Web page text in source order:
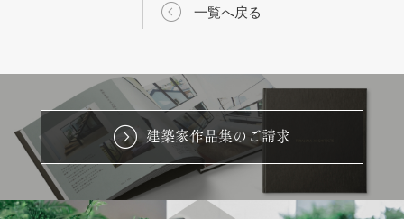
一覧へ戻る
建築家作品集のご請求